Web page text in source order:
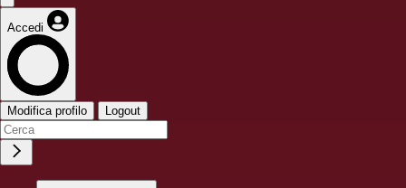
Accedi
Modifica profilo Logout